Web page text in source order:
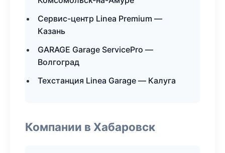
Сервис-центр Linea Premium —
Казань
GARAGE Garage ServicePro —
Волгоград
Техстанция Linea Garage — Калуга
Компании в Хабаровск